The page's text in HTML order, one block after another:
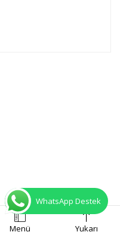
Menü Yukarı
WhatsApp Destek